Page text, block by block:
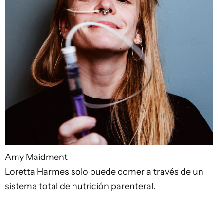
Amy Maidment
Loretta Harmes solo puede comer a través de un
sistema total de nutrición parenteral.